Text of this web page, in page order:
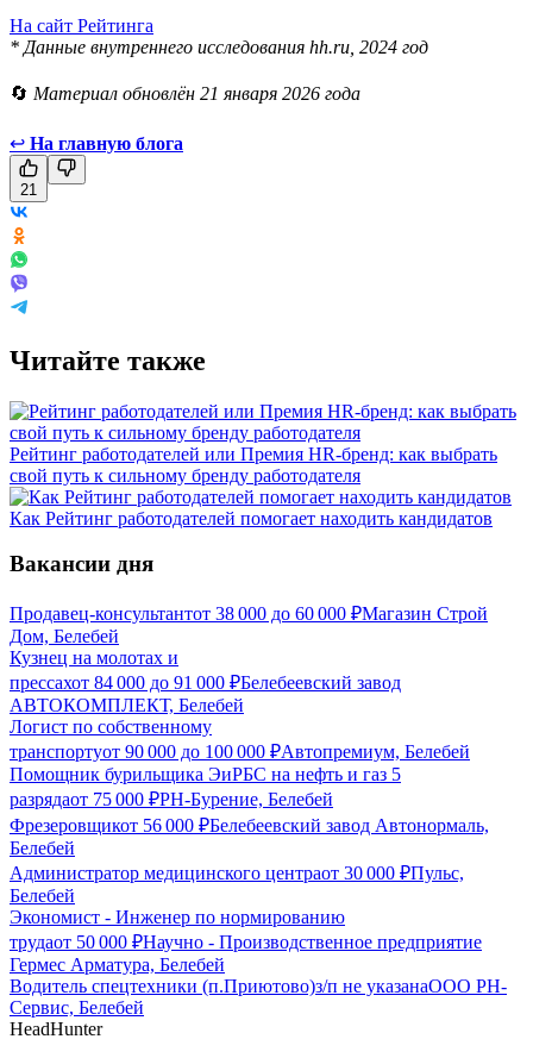
На сайт Рейтинга
* Данные внутреннего исследования hh.ru, 2024 год
🔄 Материал обновлён 21 января 2026 года
↩ На главную блога
21
Читайте также
Рейтинг работодателей или Премия HR-бренд: как выбрать
свой путь к сильному бренду работодателя
Как Рейтинг работодателей помогает находить кандидатов
Вакансии дня
Продавец-консультантот 38 000 до 60 000 ₽Магазин Строй
Дом, Белебей
Кузнец на молотах и
прессахот 84 000 до 91 000 ₽Белебеевский завод
АВТОКОМПЛЕКТ, Белебей
Логист по собственному
транспортуот 90 000 до 100 000 ₽Автопремиум, Белебей
Помощник бурильщика ЭиРБС на нефть и газ 5
разрядаот 75 000 ₽РН-Бурение, Белебей
Фрезеровщикот 56 000 ₽Белебеевский завод Автонормаль,
Белебей
Администратор медицинского центраот 30 000 ₽Пульс,
Белебей
Экономист - Инженер по нормированию
трудаот 50 000 ₽Научно - Производственное предприятие
Гермес Арматура, Белебей
Водитель спецтехники (п.Приютово)з/п не указанаООО РН-
Сервис, Белебей
HeadHunter